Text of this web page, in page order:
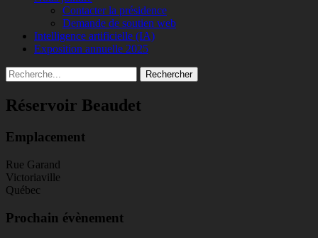
Contacter la présidence
Demande de soutien web
Intelligence artificielle (IA)
Exposition annuelle 2025
Recherche
Rechercher :
Réservoir Beaudet
Emplacement
Rue Garand
Victoriaville
Québec
Prochain évènement